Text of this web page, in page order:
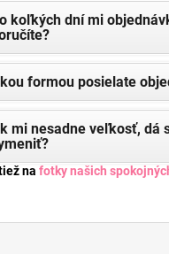
koľkých dní mi
formou posielate
mi nesadne veľkosť, dá
na fotky našich